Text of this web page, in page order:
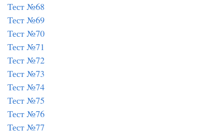
Тест №68
Тест №69
Тест №70
Тест №71
Тест №72
Тест №73
Тест №74
Тест №75
Тест №76
Тест №77